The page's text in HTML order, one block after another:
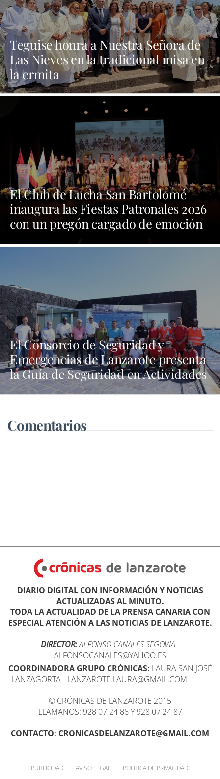
Teguise honra a Nuestra Señora de
Las Nieves en la tradicional misa en
la ermita
El Club de Lucha San Bartolomé
inaugura las Fiestas Patronales 2026
con un pregón cargado de emoción
El Consorcio de Seguridad y
Emergencias de Lanzarote presenta
la Guía de Seguridad en Actividades
Náuticas
Comentarios
DIARIO DIGITAL CON INFORMACIÓN Y NOTICIAS
ACTUALIZADAS AL MINUTO.
TODA LA ACTUALIDAD DE LA PRENSA CANARIA CON
ESPECIAL ATENCIÓN A LAS NOTICIAS DE LANZAROTE.
DIRECTOR:ALFONSO CANALES SEGOVIA -
ALFONSOCANALES@YAHOO.ES
COORDINADORA GRUPO CRÓNICAS: LAURA SAN JOSÉ
LANZAGORTA - LANZAROTE.LAURA@GMAIL.COM
© CRÓNICAS DE LANZAROTE 2015
LLÁMANOS: 928 07 24 86 Y 928 07 24 87
CONTACTO: CRONICASDELANZAROTE@GMAIL.COM
PUBLICIDAD AVISO LEGAL POLÍTICA DE PRIVACIDAD